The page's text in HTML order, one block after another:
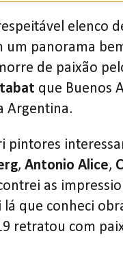
elenco
um panorama
de paixão
que Buenos
Argentina.
pintores
, Antonio Alice,
as
lá que conheci
retratou com